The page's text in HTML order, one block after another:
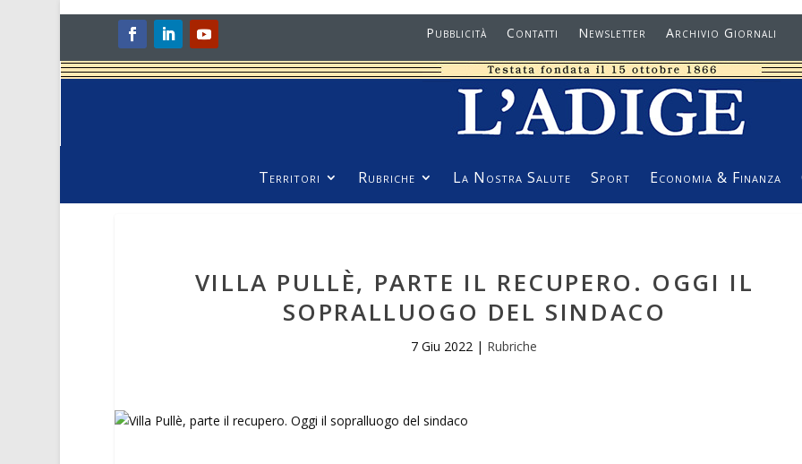
Pubblicità Contatti Newsletter Archivio Giornali
Territori Rubriche La Nostra Salute Sport Economia & Finanza
VILLA PULLÈ, PARTE IL RECUPERO. OGGI IL
SOPRALLUOGO DEL SINDACO
7 Giu 2022 | Rubriche